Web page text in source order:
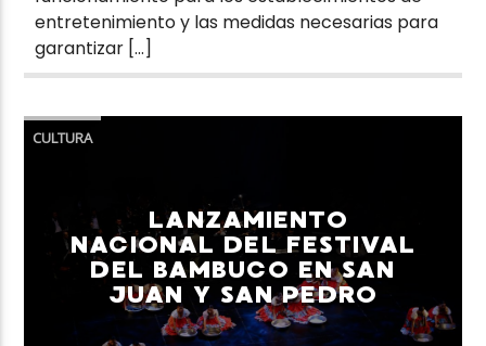
entretenimiento y las medidas necesarias para
garantizar […]
CULTURA
LANZAMIENTO
NACIONAL DEL FESTIVAL
DEL BAMBUCO EN SAN
JUAN Y SAN PEDRO